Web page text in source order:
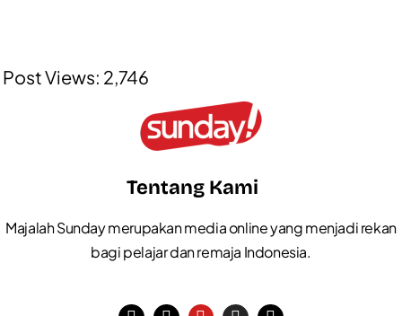
Post Views: 2,746
Tentang Kami
Majalah Sunday merupakan media online yang menjadi rekan
bagi pelajar dan remaja Indonesia.